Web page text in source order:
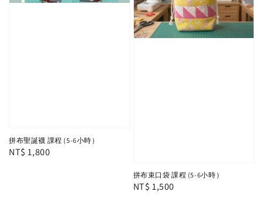
拼布聖誕襪 課程 (5-6小時）
Regular
NT$ 1,800
拼布束口袋 課程 (5-6小時）
Regular
NT$ 1,500